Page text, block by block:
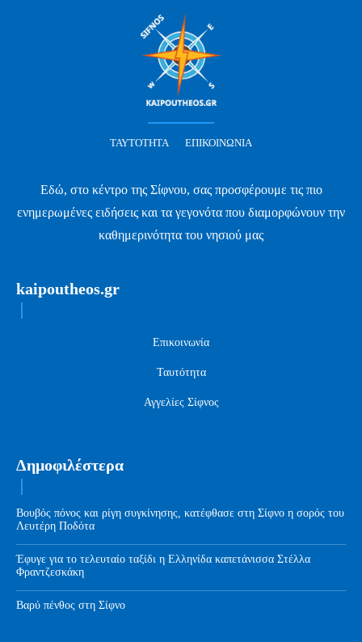
ΤΑΥΤΌΤΗΤΑ ΕΠΙΚΟΙΝΩΝΊΑ
Εδώ, στο κέντρο της Σίφνου, σας προσφέρουμε τις πιο
ενημερωμένες ειδήσεις και τα γεγονότα που διαμορφώνουν την
καθημερινότητα του νησιού μας
kaipoutheos.gr
Επικοινωνία
Ταυτότητα
Αγγελίες Σίφνος
Δημοφιλέστερα
Βουβός πόνος και ρίγη συγκίνησης, κατέφθασε στη Σίφνο η σορός του
Λευτέρη Ποδότα
Έφυγε για το τελευταίο ταξίδι η Ελληνίδα καπετάνισσα Στέλλα
Φραντζεσκάκη
Βαρύ πένθος στη Σίφνο